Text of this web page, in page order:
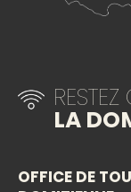
LA
OFFICE DE